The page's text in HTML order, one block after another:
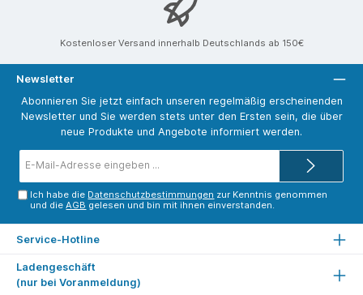
Kostenloser Versand innerhalb Deutschlands ab 150€
Newsletter
Abonnieren Sie jetzt einfach unseren regelmäßig erscheinenden
Newsletter und Sie werden stets unter den Ersten sein, die über
neue Produkte und Angebote informiert werden.
Mail-
Ich habe die Datenschutzbestimmungen zur Kenntnis genommen
und dieAGB gelesen und bin mit ihnen einverstanden.
Service-Hotline
Ladengeschäft
(nur bei Voranmeldung)